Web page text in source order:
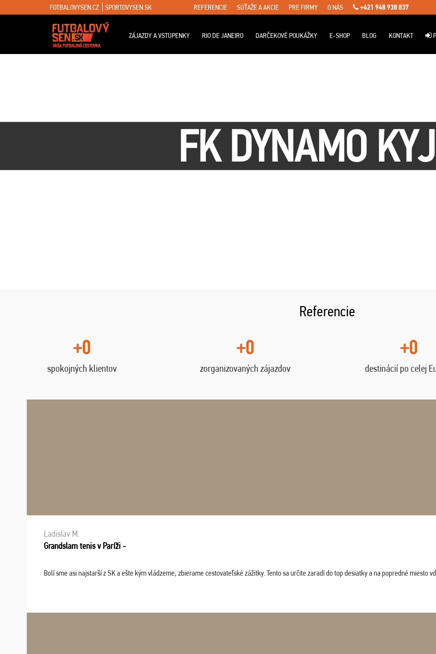
FOTBALOVYSEN.CZ SPORTOVYSEN.SK REFERENCIE SÚŤAŽE A AKCIE PRE FIRMY O NÁS +421 948 938 837
ZÁJAZDY A VSTUPENKY RIO DE JANEIRO DARČEKOVÉ POUKÁŽKY E-SHOP BLOG KONTAKT
FK DYNAMO
Referencie
+0
spokojných klientov
+0
zorganizovaných zájazdov
+0
destinácií po celej
Ladislav M.
Grandslam tenis v Paríži -
Bolí sme asi najstarší z SK a ešte kým vládzeme, zbierame cestovateľské zážitky. Tento sa určite zaradí do top desiatky a na popredné miesto